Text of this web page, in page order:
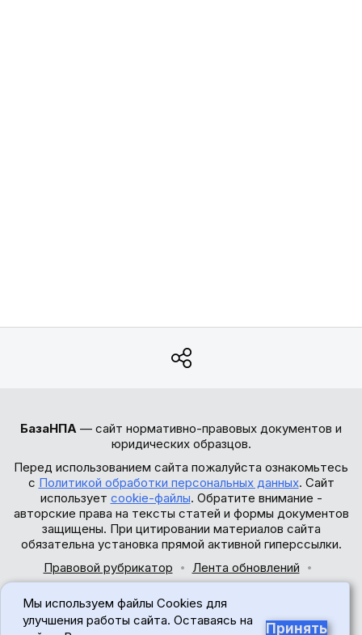
БазаНПА — сайт нормативно-правовых документов и
юридических образцов.
Перед использованием сайта пожалуйста ознакомьтесь
с Политикой обработки персональных данных. Сайт
использует cookie-файлы. Обратите внимание -
авторские права на тексты статей и формы документов
защищены. При цитировании материалов сайта
обязательна установка прямой активной гиперссылки.
Правовой рубрикатор
Лента обновлений
© 2017-2026
Мы используем файлы Cookies для
улучшения работы сайта. Оставаясь на
Принять